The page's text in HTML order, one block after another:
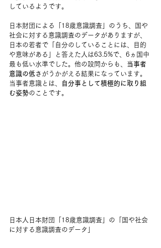
しているようです。
日本財団による「18歳意識調査」のうち、国や
社会に対する意識調査のデータがありますが、
日本の若者で「自分のしていることには、目的
や意味がある」と答えた人は63.5%で、6ヵ国中
最も低い水準でした。他の設問からも、 当事者
意識の低さ がうかがえる結果になっています。
当事者意識とは、
自分事として積極的に取り組
む姿勢のことです。
日本人日本財団「18歳意識調査」の「国や社会
に対する意識調査のデータ」